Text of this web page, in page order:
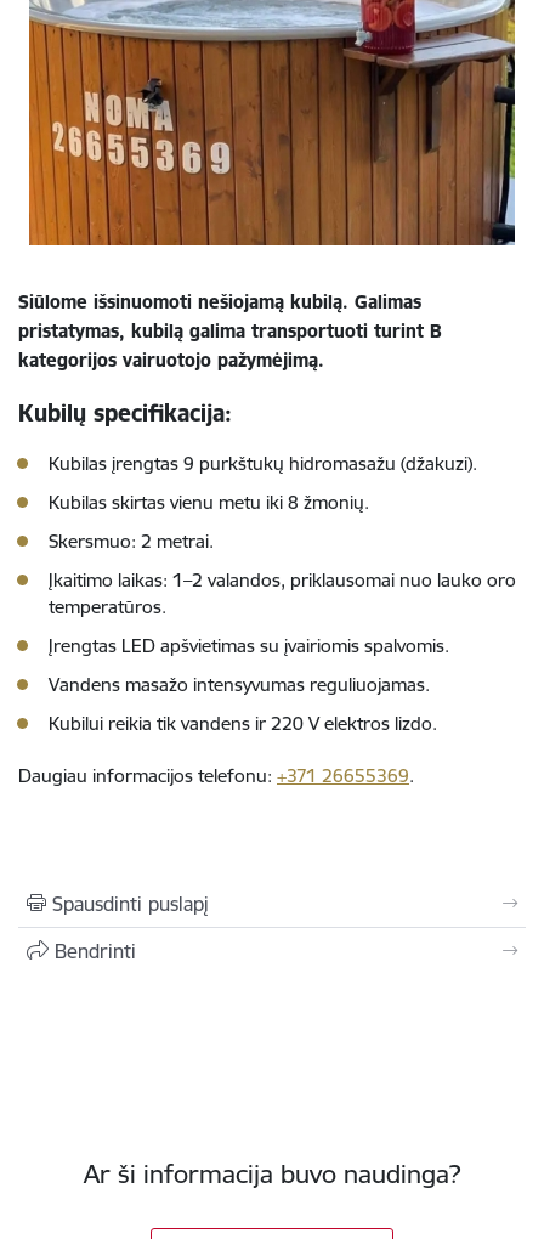
Siūlome išsinuomoti nešiojamą kubilą. Galimas
pristatymas, kubilą galima transportuoti turint B
kategorijos vairuotojo pažymėjimą.
Kubilų specifikacija:
Kubilas įrengtas 9 purkštukų hidromasažu (džakuzi).
Kubilas skirtas vienu metu iki 8 žmonių.
Skersmuo: 2 metrai.
Įkaitimo laikas: 1–2 valandos, priklausomai nuo lauko oro
temperatūros.
Įrengtas LED apšvietimas su įvairiomis spalvomis.
Vandens masažo intensyvumas reguliuojamas.
Kubilui reikia tik vandens ir 220 V elektros lizdo.
Daugiau informacijos telefonu: +371 26655369.
Spausdinti puslapį
Bendrinti
Ar ši informacija buvo naudinga?